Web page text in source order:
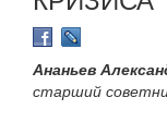
Ананьев
старший